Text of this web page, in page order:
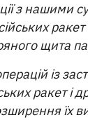
з нашими
щита
із
ракет і
їх